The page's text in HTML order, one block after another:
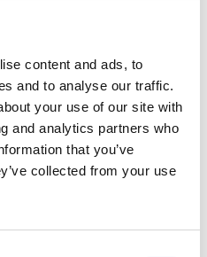
content and ads, to
and to analyse our traffic.
your use of our site with
and analytics partners who
that you’ve
collected from your use
Vergelijkbare producten
Original 90x190